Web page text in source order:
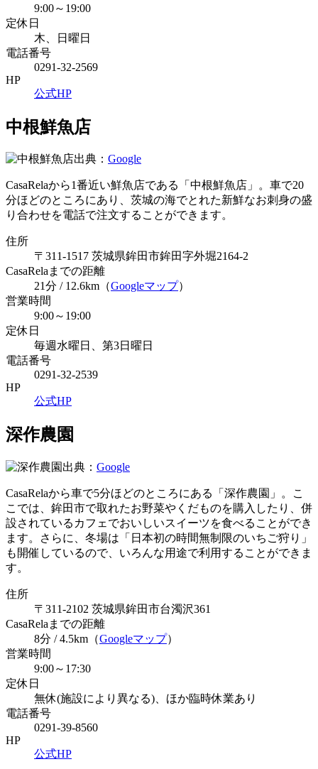
9:00～19:00
定休日
木、日曜日
電話番号
0291-32-2569
HP
公式HP
中根鮮魚店
出典： Google
CasaRelaから1番近い鮮魚店である「中根鮮魚店」。車で20
分ほどのところにあり、茨城の海でとれた新鮮なお刺身の盛
り合わせを電話で注文することができます。
住所
〒311-1517 茨城県鉾田市鉾田字外堀2164-2
CasaRelaまでの距離
21分 / 12.6km（Googleマップ）
営業時間
9:00～19:00
定休日
毎週水曜日、第3日曜日
電話番号
0291-32-2539
HP
公式HP
深作農園
出典： Google
CasaRelaから車で5分ほどのところにある「深作農園」。こ
こでは、鉾田市で取れたお野菜やくだものを購入したり、併
設されているカフェでおいしいスイーツを食べることができ
ます。さらに、冬場は「日本初の時間無制限のいちご狩り」
も開催しているので、いろんな用途で利用することができま
す。
住所
〒311-2102 茨城県鉾田市台濁沢361
CasaRelaまでの距離
8分 / 4.5km（Googleマップ）
営業時間
9:00～17:30
定休日
無休(施設により異なる)、ほか臨時休業あり
電話番号
0291-39-8560
HP
公式HP